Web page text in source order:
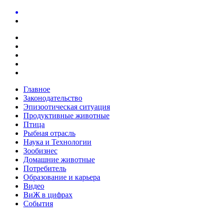
Главное
Законодательство
Эпизоотическая ситуация
Продуктивные животные
Птица
Рыбная отрасль
Наука и Технологии
Зообизнес
Домашние животные
Потребитель
Образование и карьера
Видео
ВиЖ в цифрах
События